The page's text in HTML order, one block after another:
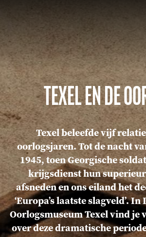
TEXEL EN DE
Texel beleefde vijf
oorlogsjaren. Tot de nacht
1945, toen Georgische
krijgsdienst hun
afsneden en ons eiland het
‘Europa’s laatste slagveld’.
Oorlogsmuseum Texel vind je
over deze dramatische